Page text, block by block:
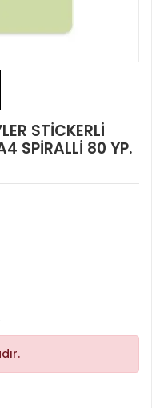
STİCKERLİ
SPİRALLİ 80 YP.